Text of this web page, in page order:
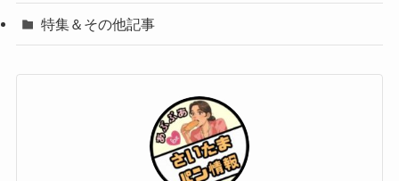
特集＆その他記事